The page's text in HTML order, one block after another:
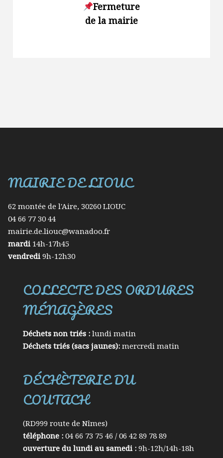
Fermeture
de la mairie
MAIRIE DE LIOUC
62 montée de l'Aire, 30260 LIOUC
04 66 77 30 44
mairie.de.liouc@wanadoo.fr
mardi14h-17h45
vendredi9h-12h30
COLLECTE DES ORDURES
MÉNAGÈRES
Déchets non triés :lundi matin
Déchets triés (sacs jaunes):mercredi matin
DÉCHÈTERIE DU
COUTACH
(RD999 route de Nîmes)
téléphone :04 66 73 75 46 / 06 42 89 78 89
ouverture du lundi au samedi :9h-12h/14h-18h